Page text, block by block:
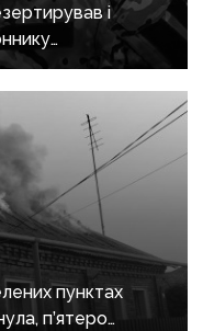
і
пунктах
п’ятеро